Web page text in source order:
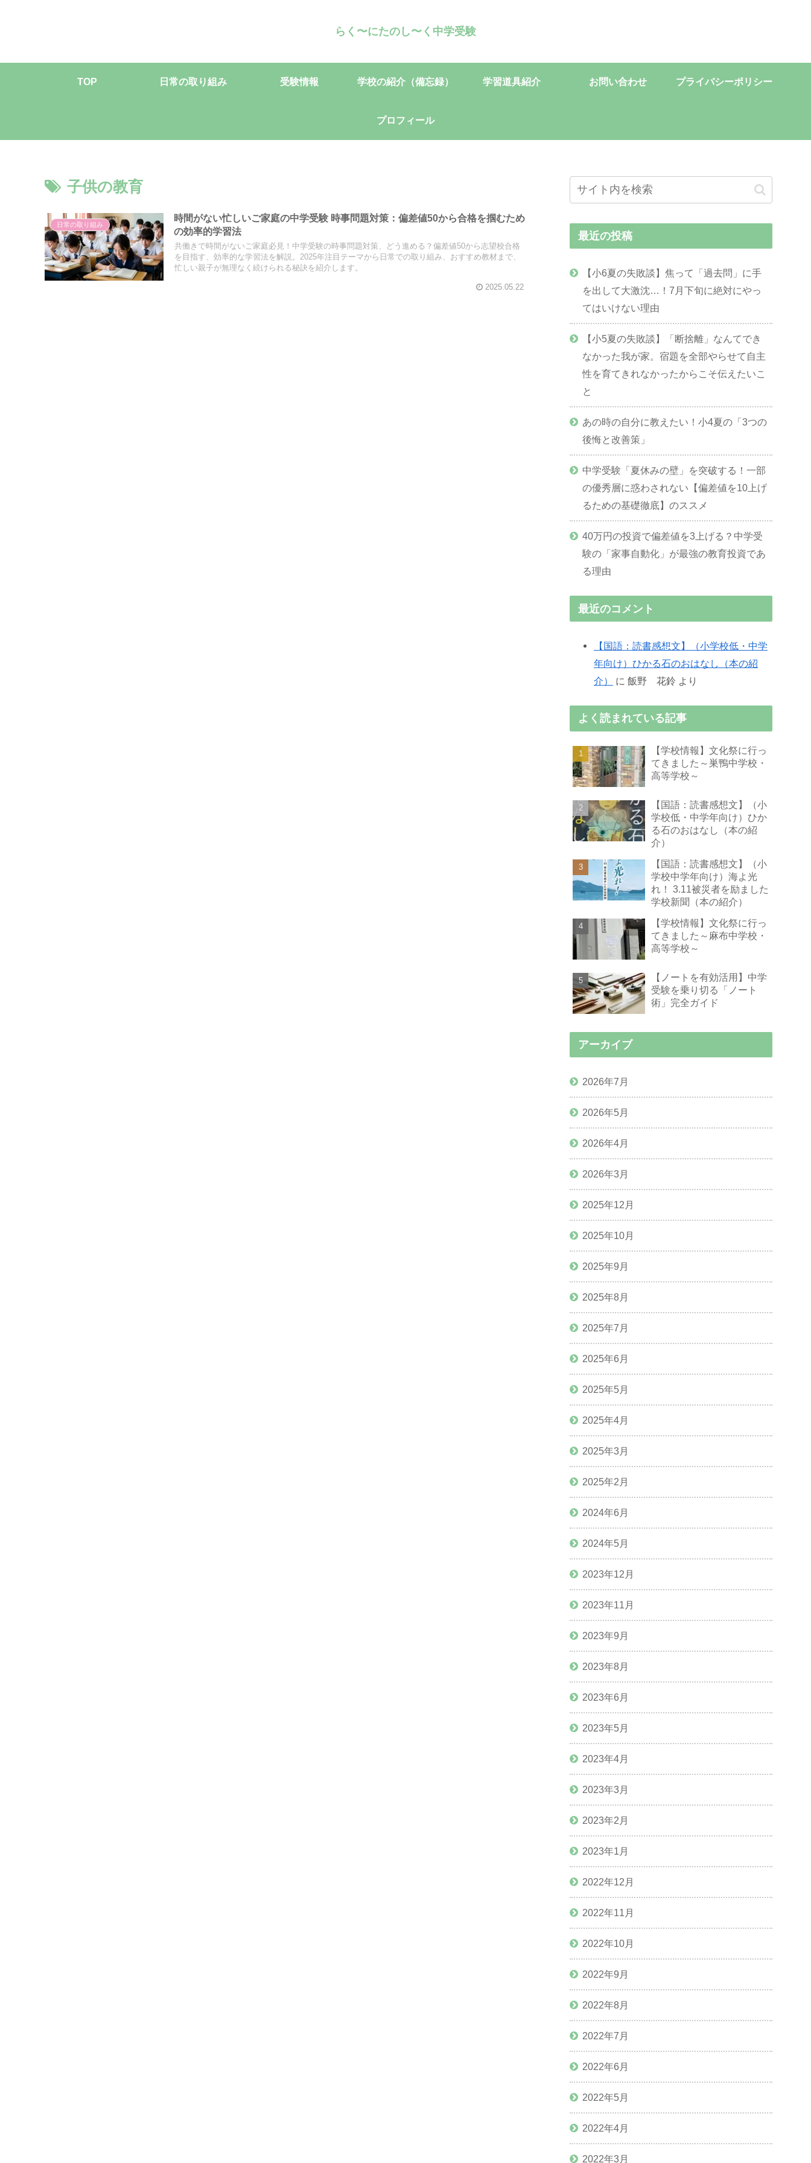
らく〜にたのし〜く中学受験
TOP 日常の取り組み 受験情報 学校の紹介（備忘録） 学習道具紹介 お問い合わせ プライバシーポリシー
プロフィール
子供の教育
日常の取り組み
時間がない忙しいご家庭の中学受験 時事問題対策：偏差値50から合格を掴むため
の効率的学習法
共働きで時間がないご家庭必見！中学受験の時事問題対策、どう進める？偏差値50から志望校合格
を目指す、効率的な学習法を解説。2025年注目テーマから日常での取り組み、おすすめ教材まで、
忙しい親子が無理なく続けられる秘訣を紹介します。
2025.05.22
最近の投稿
【小6夏の失敗談】焦って「過去問」に手
を出して大激沈…！7月下旬に絶対にやっ
てはいけない理由
【小5夏の失敗談】「断捨離」なんてでき
なかった我が家。宿題を全部やらせて自主
性を育てきれなかったからこそ伝えたいこ
と
あの時の自分に教えたい！小4夏の「3つの
後悔と改善策」
中学受験「夏休みの壁」を突破する！一部
の優秀層に惑わされない【偏差値を10上げ
るための基礎徹底】のススメ
40万円の投資で偏差値を3上げる？中学受
験の「家事自動化」が最強の教育投資であ
る理由
最近のコメント
【国語：読書感想文】（小学校低・中学
年向け）ひかる石のおはなし（本の紹
介）
に 飯野 花鈴 より
よく読まれている記事
【学校情報】文化祭に行っ
てきました～巣鴨中学校・
高等学校～
【国語：読書感想文】（小
学校低・中学年向け）ひか
る石のおはなし（本の紹
介）
【国語：読書感想文】（小
学校中学年向け）海よ光
れ！ 3.11被災者を励ました
学校新聞（本の紹介）
【学校情報】文化祭に行っ
てきました～麻布中学校・
高等学校～
【ノートを有効活用】中学
受験を乗り切る「ノート
術」完全ガイド
アーカイブ
2026年7月
2026年5月
2026年4月
2026年3月
2025年12月
2025年10月
2025年9月
2025年8月
2025年7月
2025年6月
2025年5月
2025年4月
2025年3月
2025年2月
2024年6月
2024年5月
2023年12月
2023年11月
2023年9月
2023年8月
2023年6月
2023年5月
2023年4月
2023年3月
2023年2月
2023年1月
2022年12月
2022年11月
2022年10月
2022年9月
2022年8月
2022年7月
2022年6月
2022年5月
2022年4月
2022年3月